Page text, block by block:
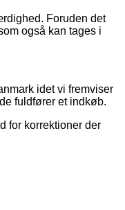
Foruden det
også kan tages i
idet vi fremviser
fuldfører et indkøb.
for korrektioner der